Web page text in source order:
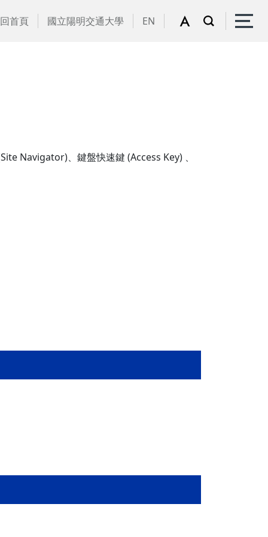
回首頁 國立陽明交通大學 EN
Navigator)、鍵盤快速鍵 (Access Key) 、